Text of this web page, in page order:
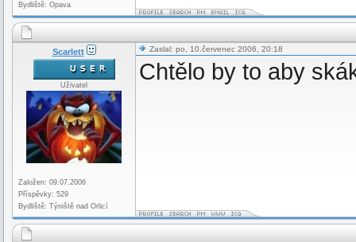
Bydliště: Opava
Scarlett
Uživatel
Založen: 09.07.2006
Příspěvky: 529
Bydliště: Týniště nad Orlicí
Zaslal: po, 10.červenec 2006, 20:18
Chtělo by to aby